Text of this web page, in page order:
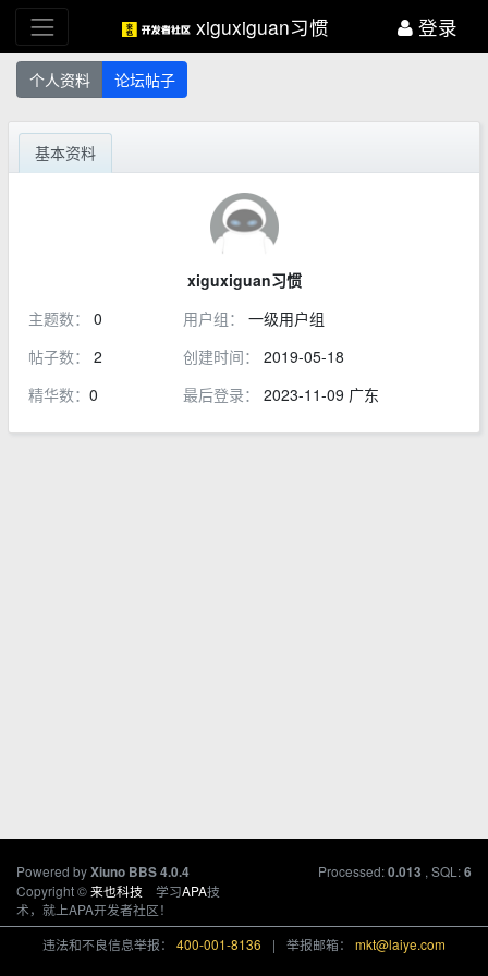
xiguxiguan习惯 登录
个人资料 论坛帖子
基本资料
xiguxiguan习惯
主题数： 0
帖子数： 2
精华数： 0
用户组： 一级用户组
创建时间： 2019-05-18
最后登录： 2023-11-09 广东
Powered byXiuno BBS4.0.4
Copyright ©来也科技 学习APA技
术，就上APA开发者社区！
Processed:0.013 , SQL:6
违法和不良信息举报： 400-001-8136 | 举报邮箱： mkt@laiye.com